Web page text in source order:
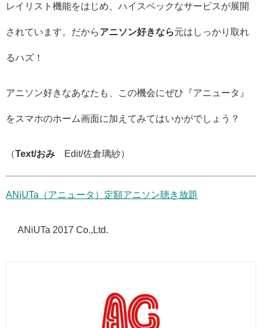
レイリスト機能をはじめ、ハイスペックなサービスが展開
されています。だからアニソン好きなら元はしっかり取れ
るハズ！
アニソン好きなあなたも、この機会にぜひ『アニュータ』
をスマホのホーム画面に加えてみてはいかがでしょう？
（Text/おみ Edit/佐倉璃紗）
ANiUTa（アニュータ）定額アニソン聴き放題
© ANiUTa 2017 Co.,Ltd.